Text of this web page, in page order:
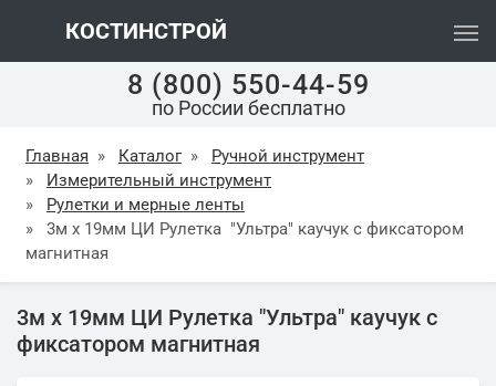
КОСТИНСТРОЙ
8 (800) 550-44-59
по России бесплатно
Главная » Каталог »
Ручной инструмент
»
Измерительный инструмент
»
Рулетки и мерные ленты
»
3м x 19мм ЦИ Рулетка "Ультра" каучук с фиксатором
магнитная
3м x 19мм ЦИ Рулетка "Ультра" каучук с
фиксатором магнитная